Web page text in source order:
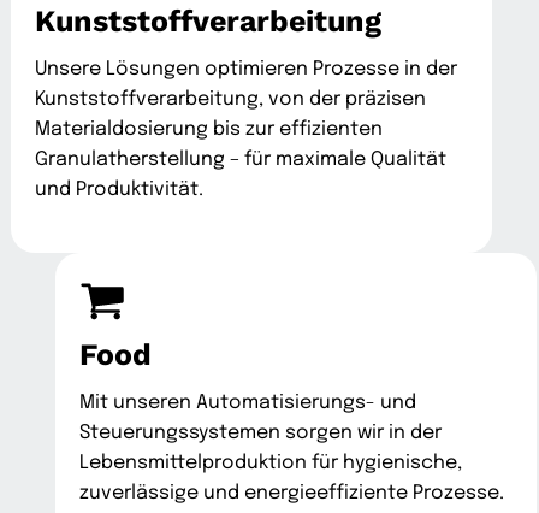
Kunststoffverarbeitung
Unsere Lösungen optimieren Prozesse in der
Kunststoffverarbeitung, von der präzisen
Materialdosierung bis zur effizienten
Granulatherstellung – für maximale Qualität
und Produktivität.
Food
Mit unseren Automatisierungs- und
Steuerungssystemen sorgen wir in der
Lebensmittelproduktion für hygienische,
zuverlässige und energieeffiziente Prozesse.